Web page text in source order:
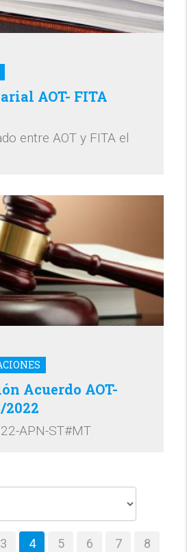
AOT- FITA
entre AOT y FITA el
Acuerdo AOT-
2022
APN-ST#MT
3 4 5 6 7 8